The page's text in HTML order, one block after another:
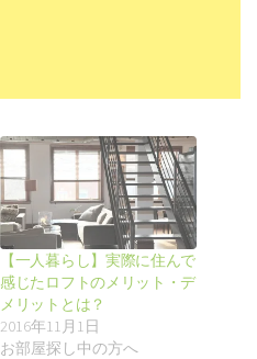
【一人暮らし】実際に住んで
感じたロフトのメリット・デ
メリットとは？
2016年11月1日
お部屋探し中の方へ